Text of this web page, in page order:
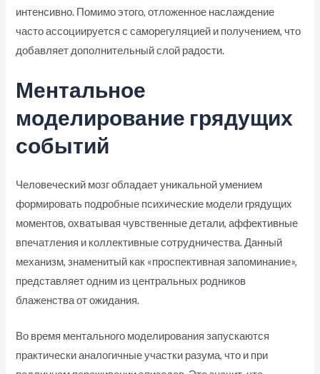
интенсивно. Помимо этого, отложенное наслаждение
часто ассоциируется с саморегуляцией и получением, что
добавляет дополнительный слой радости.
Ментальное
моделирование грядущих
событий
Человеческий мозг обладает уникальной умением
формировать подробные психические модели грядущих
моментов, охватывая чувственные детали, аффективные
впечатления и коллективные сотрудничества. Данный
механизм, знаменитый как «проспективная запоминание»,
представляет одним из центральных родников
блаженства от ожидания.
Во время ментального моделирования запускаются
практически аналогичные участки разума, что и при